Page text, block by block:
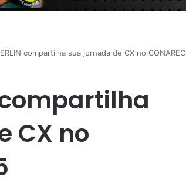
compartilha sua jornada de CX no CONAREC
compartilha
CX no